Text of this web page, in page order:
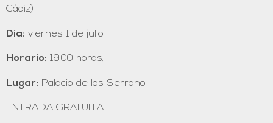
Cádiz).
Día: viernes 1 de julio.
Horario: 19.00 horas.
Lugar: Palacio de los Serrano.
ENTRADA GRATUITA